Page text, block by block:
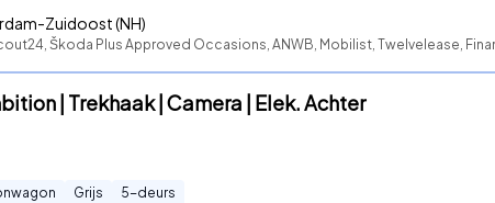
Zuidoost (NH)
Škoda Plus Approved Occasions, ANWB, Mobilist, Twelvelease,
| Trekhaak | Camera | Elek. Achter
Grijs 5-deurs